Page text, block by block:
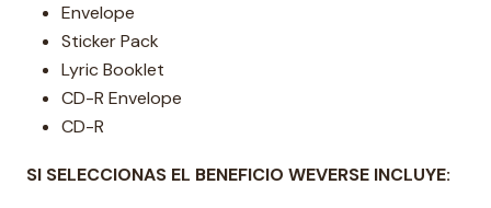
Envelope
Sticker Pack
Lyric Booklet
CD-R Envelope
CD-R
SI SELECCIONAS EL BENEFICIO WEVERSE INCLUYE: